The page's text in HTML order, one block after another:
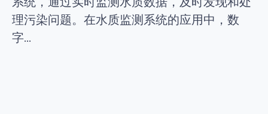
理污染问题。在水质监测系统的应用中，数
字...